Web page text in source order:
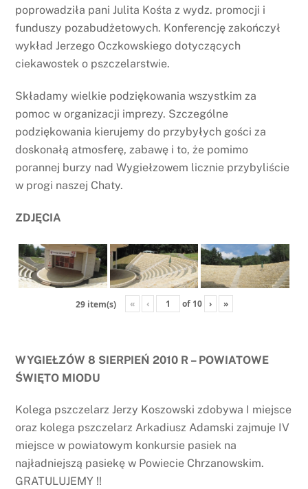
poprowadziła pani Julita Kośta z wydz. promocji i
funduszy pozabudżetowych. Konferencję zakończył
wykład Jerzego Oczkowskiego dotyczących
ciekawostek o pszczelarstwie.
Składamy wielkie podziękowania wszystkim za
pomoc w organizacji imprezy. Szczególne
podziękowania kierujemy do przybyłych gości za
doskonałą atmosferę, zabawę i to, że pomimo
porannej burzy nad Wygiełzowem licznie przybyliście
w progi naszej Chaty.
ZDJĘCIA
29 item(s) « ‹ of 10 › »
WYGIEŁZÓW 8 SIERPIEŃ 2010 R – POWIATOWE
ŚWIĘTO MIODU
Kolega pszczelarz Jerzy Koszowski zdobywa I miejsce
oraz kolega pszczelarz Arkadiusz Adamski zajmuje IV
miejsce w powiatowym konkursie pasiek na
najładniejszą pasiekę w Powiecie Chrzanowskim.
GRATULUJEMY !!